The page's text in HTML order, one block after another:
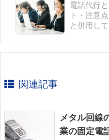
電話代行
ト・注意
と併用し
関連記事
メタル回線
業の固定電